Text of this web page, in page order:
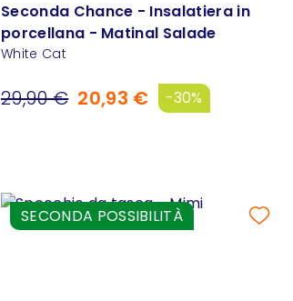
Seconda Chance - Insalatiera in
porcellana - Matinal Salade
White Cat
29,90 € 20,93 € -30%
SECONDA POSSIBILITÀ